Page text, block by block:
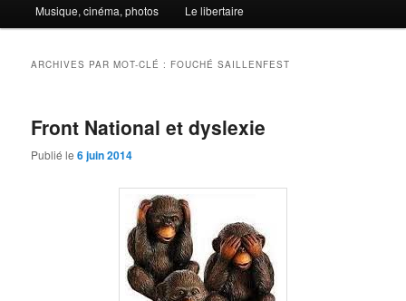
Musique, cinéma, photos Le libertaire
ARCHIVES PAR MOT-CLÉ : FOUCHÉ SAILLENFEST
Front National et dyslexie
Publié le6 juin 2014